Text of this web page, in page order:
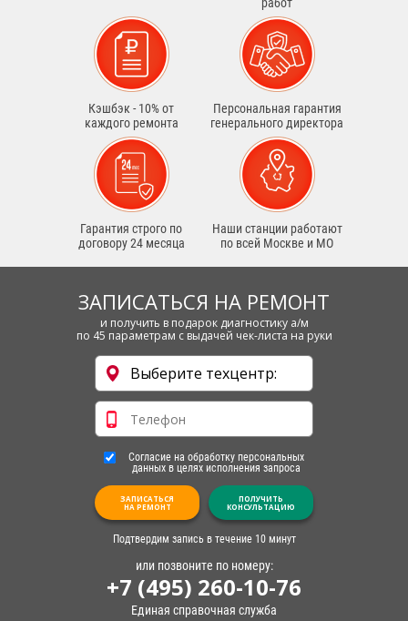
Кэшбэк - 10% от
каждого ремонта
Персональная гарантия
генерального директора
Гарантия строго по
договору 24 месяца
Наши станции работают
по всей Москве и МО
ЗАПИСАТЬСЯ НА РЕМОНТ
и получить в подарок диагностику а/м
по 45 параметрам с выдачей чек-листа на руки
Согласие на обработку персональных
данных в целях исполнения запроса
ЗАПИСАТЬСЯ
НА РЕМОНТ
ПОЛУЧИТЬ
КОНСУЛЬТАЦИЮ
Подтвердим запись в течение 10 минут
или позвоните по номеру:
+7 (495) 260-10-76
Единая справочная служба